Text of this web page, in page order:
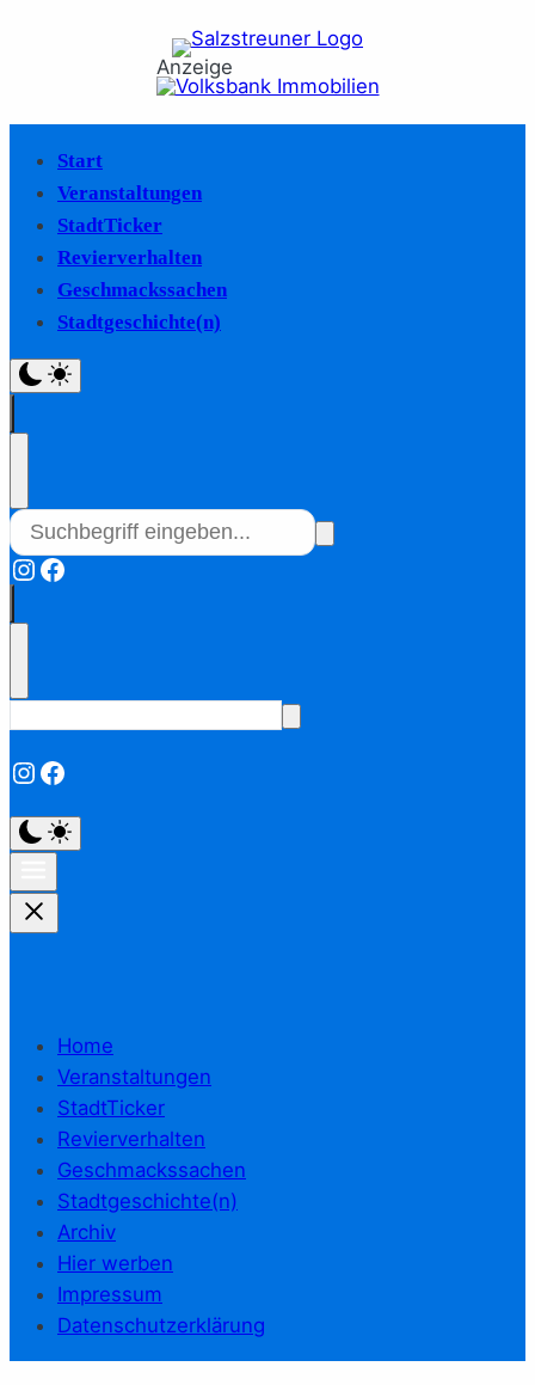
Anzeige
Start
Veranstaltungen
StadtTicker
Revierverhalten
Geschmackssachen
Stadtgeschichte(n)
Instagram
Facebook
Instagram
Facebook
Home
Veranstaltungen
StadtTicker
Revierverhalten
Geschmackssachen
Stadtgeschichte(n)
Archiv
Hier werben
Impressum
Datenschutzerklärung